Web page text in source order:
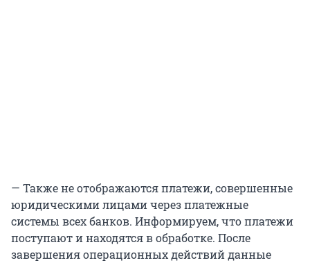
— Также не отображаются платежи, совершенные
юридическими лицами через платежные
системы всех банков. Информируем, что платежи
поступают и находятся в обработке. После
завершения операционных действий данные